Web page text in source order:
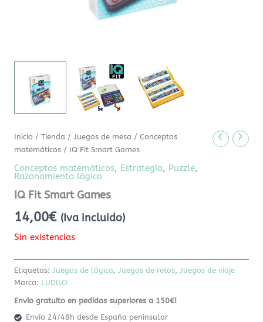
Inicio /Tienda /Juegos de mesa /Conceptos
matemáticos / IQ Fit Smart Games
Conceptos matemáticos, Estrategia, Puzzle,
Razonamiento lógico
IQ Fit Smart Games
14,00€ (Iva incluido)
Sin existencias
Etiquetas:Juegos de lógica ,Juegos de retos ,Juegos de viaje
Marca: LUDILO
Envío gratuíto en pedidos superiores a 150€!
Envío 24/48h desde España peninsular